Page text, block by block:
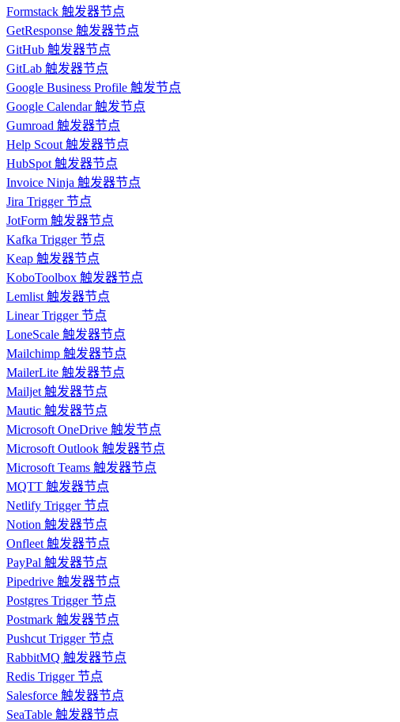
Formstack 触发器节点
GetResponse 触发器节点
GitHub 触发器节点
GitLab 触发器节点
Google Business Profile 触发节点
Google Calendar 触发节点
Gumroad 触发器节点
Help Scout 触发器节点
HubSpot 触发器节点
Invoice Ninja 触发器节点
Jira Trigger 节点
JotForm 触发器节点
Kafka Trigger 节点
Keap 触发器节点
KoboToolbox 触发器节点
Lemlist 触发器节点
Linear Trigger 节点
LoneScale 触发器节点
Mailchimp 触发器节点
MailerLite 触发器节点
Mailjet 触发器节点
Mautic 触发器节点
Microsoft OneDrive 触发节点
Microsoft Outlook 触发器节点
Microsoft Teams 触发器节点
MQTT 触发器节点
Netlify Trigger 节点
Notion 触发器节点
Onfleet 触发器节点
PayPal 触发器节点
Pipedrive 触发器节点
Postgres Trigger 节点
Postmark 触发器节点
Pushcut Trigger 节点
RabbitMQ 触发器节点
Redis Trigger 节点
Salesforce 触发器节点
SeaTable 触发器节点